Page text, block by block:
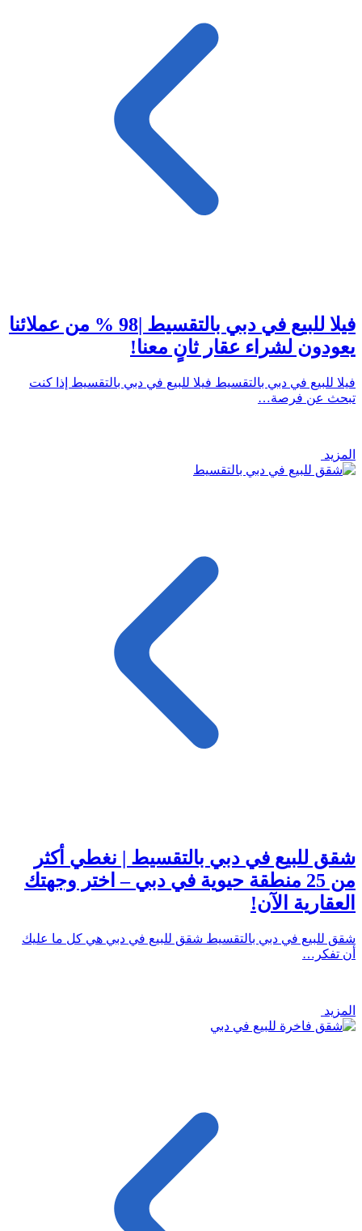
فيلا للبيع في دبي بالتقسيط |98 % من عملائنا
يعودون لشراء عقار ثانٍ معنا!
فيلا للبيع في دبي بالتقسيط فيلا للبيع في دبي بالتقسيط إذا كنت
تبحث عن فرصة…
المزيد
شقق للبيع في دبي بالتقسيط | نغطي أكثر
من 25 منطقة حيوية في دبي – اختر وجهتك
العقارية الآن!
شقق للبيع في دبي بالتقسيط شقق للبيع في دبي هي كل ما عليك
أن تفكر…
المزيد